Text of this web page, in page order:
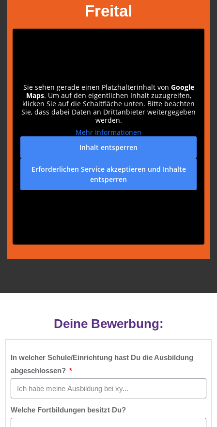
Freital
Sie sehen gerade einen Platzhalterinhalt von Google
Maps. Um auf den eigentlichen Inhalt zuzugreifen,
klicken Sie auf die Schaltfläche unten. Bitte beachten
Sie, dass dabei Daten an Drittanbieter weitergegeben
werden.
Mehr Informationen
Inhalt entsperren
Erforderlichen Service akzeptieren und Inhalte
entsperren
Deine Bewerbung:
In welcher Schule/Einrichtung hast Du die Ausbildung
abgeschlossen?
Welche Fortbildungen besitzt Du?